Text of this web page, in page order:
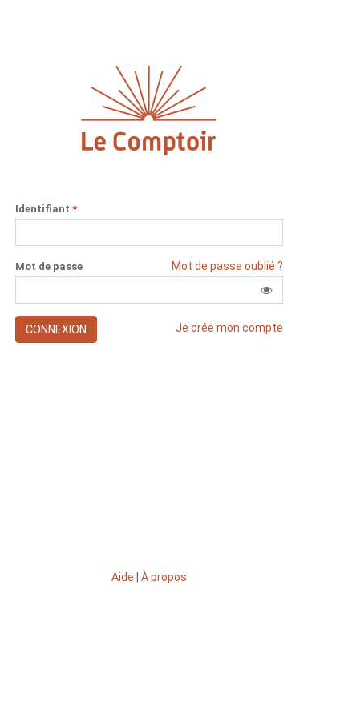
Identifiant *
Mot de passe oublié ?
Mot de passe
CONNEXION Je crée mon compte
Aide À propos